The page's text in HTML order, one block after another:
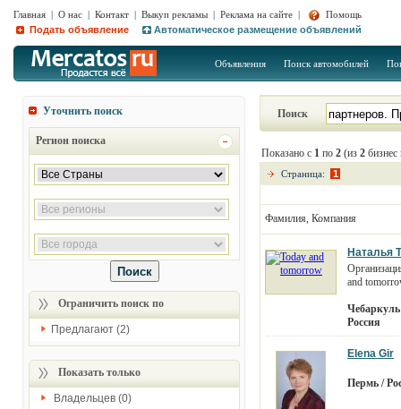
Главная | О нас | Контакт | Выкуп рекламы | Реклама на сайте |
Помощь
Подать объявление
Автоматическое размещение объявлений
Объявления Поиск автомобилей
Уточнить поиск
Регион поиска
Ограничить поиск по
Предлагают (2)
Показать только
Владельцев (0)
Поиск
Показано с 1 по 2 (из 2 бизнес
Страница: 1
Фамилия, Компания
Наталья
and
Россия
Elena Gir
Пермь /